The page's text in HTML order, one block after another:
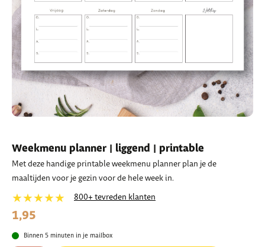
Weekmenu planner | liggend | printable
Met deze handige printable weekmenu planner plan je de
maaltijden voor je gezin voor de hele week in.
★★★★★ 800+ tevreden klanten
1,95
Binnen 5 minuten in je mailbox